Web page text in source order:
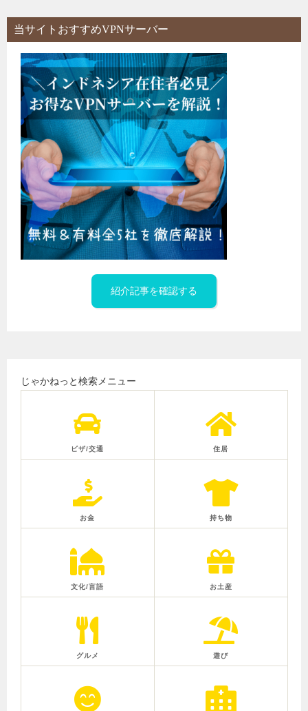
当サイトおすすめVPNサーバー
紹介記事を確認する
じゃかねっと検索メニュー
ビザ/交通 住居
お金 持ち物
文化/言語 お土産
グルメ 遊び